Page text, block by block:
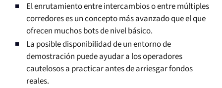
El enrutamiento entre intercambios o entre múltiples
corredores es un concepto más avanzado que el que
ofrecen muchos bots de nivel básico.
La posible disponibilidad de un entorno de
demostración puede ayudar a los operadores
cautelosos a practicar antes de arriesgar fondos
reales.